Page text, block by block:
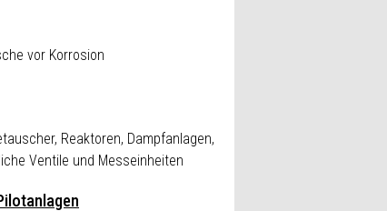
vor Korrosion
Reaktoren, Dampfanlagen,
Ventile und Messeinheiten